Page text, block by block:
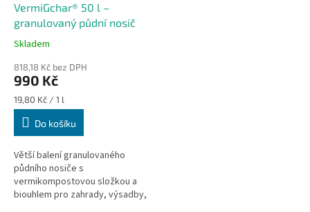
VermiGchar® 50 l –
granulovaný půdní nosič
Skladem
818,18 Kč bez DPH
990 Kč
Měrná
cena:
19,80 Kč / 1 l
Do košíku
Větší balení granulovaného
půdního nosiče s
vermikompostovou složkou a
biouhlem pro zahrady, výsadby,